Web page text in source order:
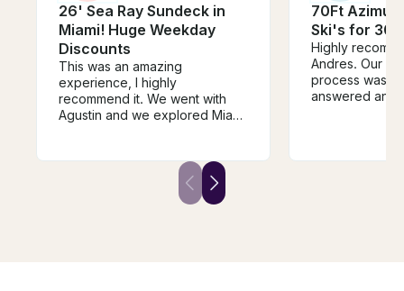
26' Sea Ray Sundeck in
Miami! Huge Weekday
Discounts
This was an amazing
experience, I highly
recommend it. We went with
Agustin and we explored Miami
great experience, if your
doubting to book it, this is your
sign to not doubt and make
70Ft Azimut
Ski's for 30
Highly
Andres. Our
process was
answered any